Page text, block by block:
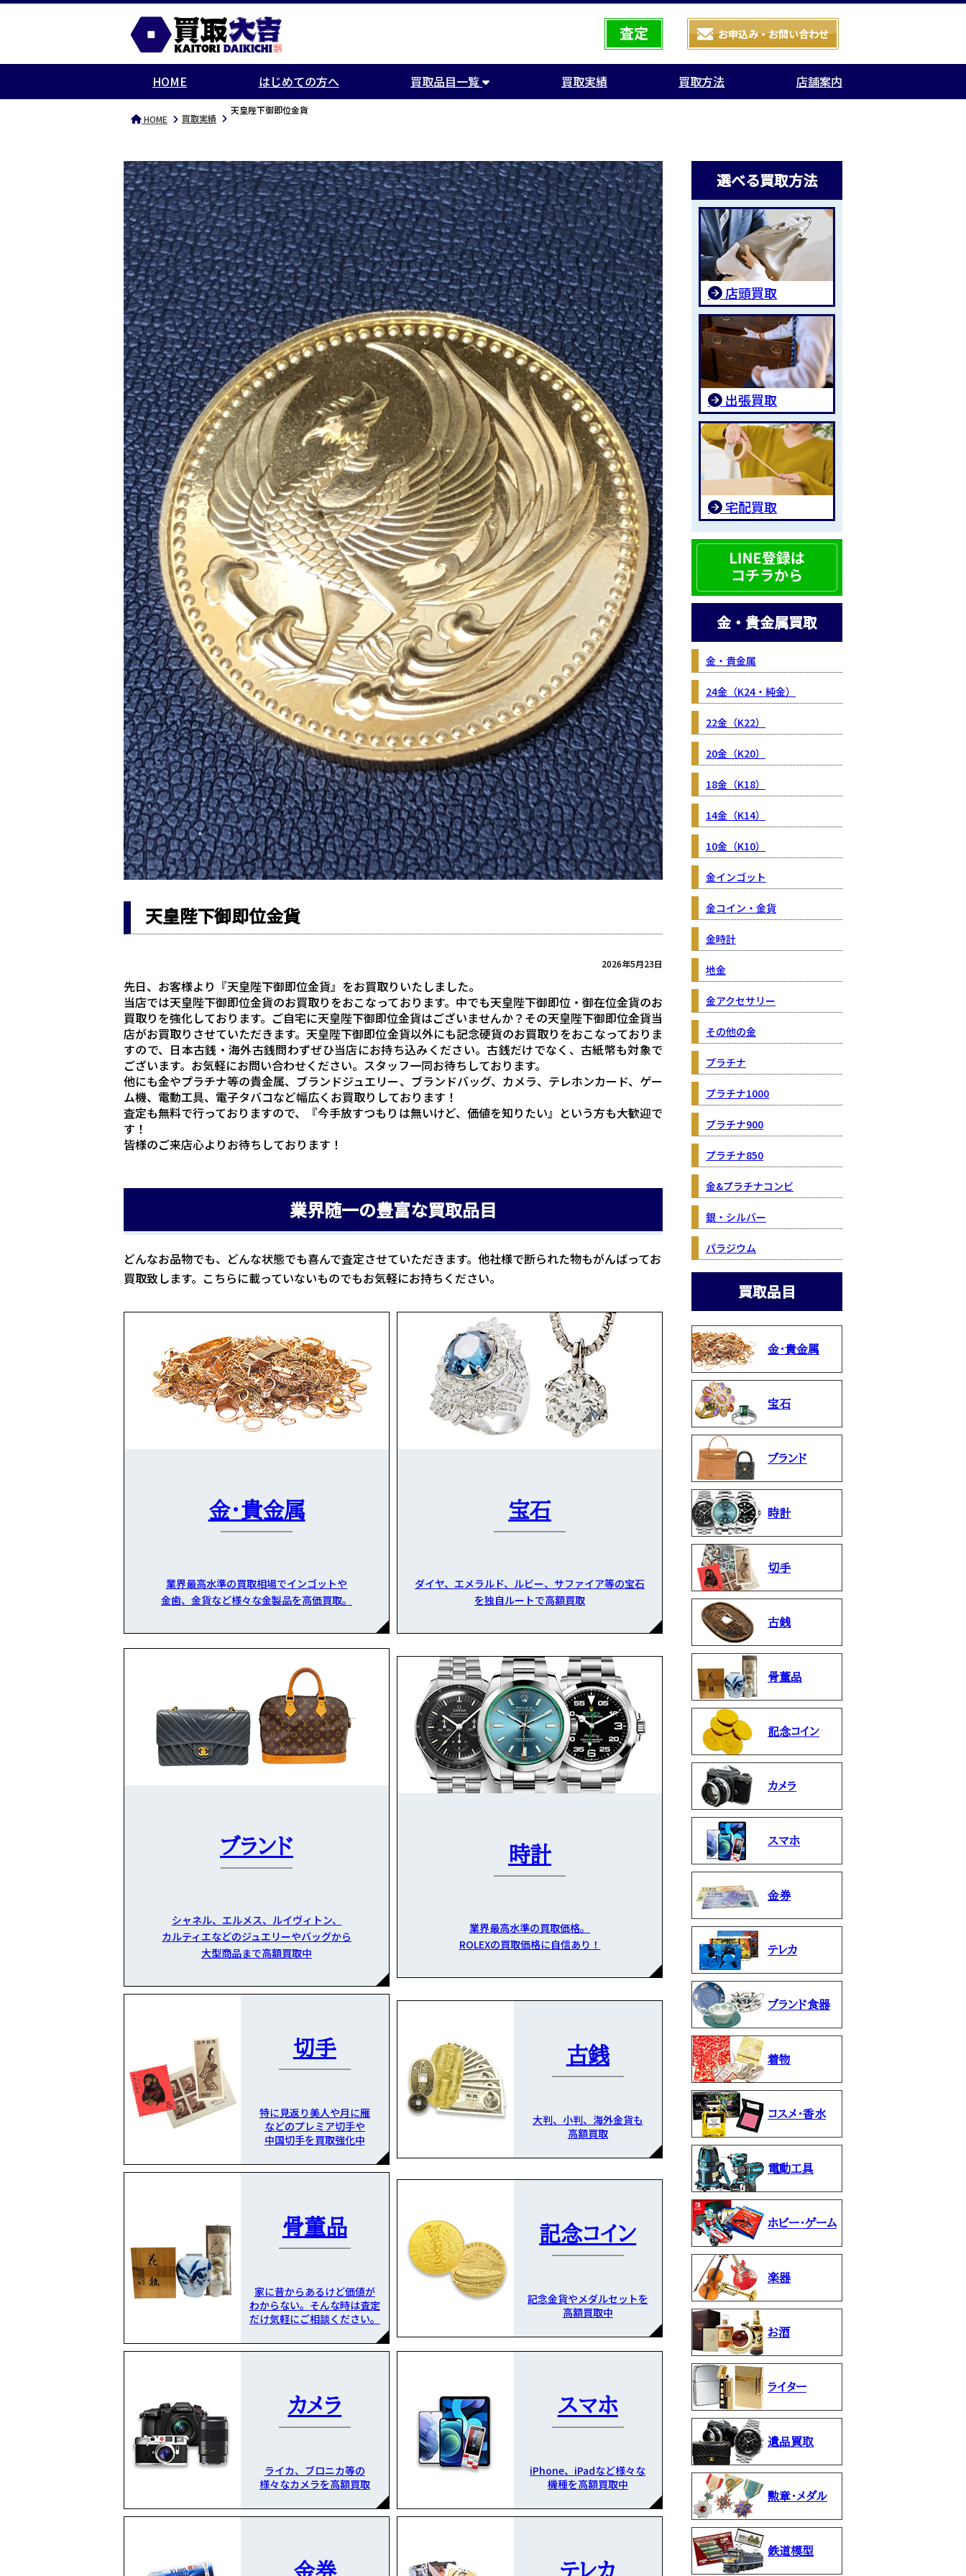
HOME はじめての方へ 買取品目一覧 買取実績 買取方法 店舗案内
HOME 買取実績
天皇陛下御即位金貨
天皇陛下御即位金貨
2026年5月23日
先日、お客様より『天皇陛下御即位金貨』をお買取りいたしました。
当店では天皇陛下御即位金貨のお買取りをおこなっております。中でも天皇陛下御即位・御在位金貨のお
買取りを強化しております。ご自宅に天皇陛下御即位金貨はございませんか？その天皇陛下御即位金貨当
店がお買取りさせていただきます。天皇陛下御即位金貨以外にも記念硬貨のお買取りをおこなっておりま
すので、日本古銭・海外古銭問わずぜひ当店にお持ち込みください。古銭だけでなく、古紙幣も対象で
ございます。お気軽にお問い合わせください。スタッフ一同お待ちしております。
他にも金やプラチナ等の貴金属、ブランドジュエリー、ブランドバッグ、カメラ、テレホンカード、ゲー
ム機、電動工具、電子タバコなど幅広くお買取りしております！
査定も無料で行っておりますので、『今手放すつもりは無いけど、価値を知りたい』という方も大歓迎で
す！
皆様のご来店心よりお待ちしております！
業界随一の豊富な買取品目
どんなお品物でも、どんな状態でも喜んで査定させていただきます。他社様で断られた物もがんばってお
買取致します。こちらに載っていないものでもお気軽にお持ちください。
金・貴金属
業界最高水準の買取相場でインゴットや
金歯、金貨など様々な金製品を高価買取。
宝石
ダイヤ、エメラルド、ルビー、サファイア等の宝石
を独自ルートで高額買取
ブランド
シャネル、エルメス、ルイヴィトン、
カルティエなどのジュエリーやバッグから
大型商品まで高額買取中
時計
業界最高水準の買取価格。
ROLEXの買取価格に自信あり！
切手
特に見返り美人や月に雁
などのプレミア切手や
中国切手を買取強化中
古銭
大判、小判、海外金貨も
高額買取
骨董品
家に昔からあるけど価値が
わからない。そんな時は査定
だけ気軽にご相談ください。
記念コイン
記念金貨やメダルセットを
高額買取中
カメラ
ライカ、ブロニカ等の
様々なカメラを高額買取
スマホ
iPhone、iPadなど様々な
機種を高額買取中
金券 テレカ
選べる買取方法
店頭買取
出張買取
宅配買取
金・貴金属買取
金・貴金属
24金（K24・純金）
22金（K22）
20金（K20）
18金（K18）
14金（K14）
10金（K10）
金インゴット
金コイン・金貨
金時計
地金
金アクセサリー
その他の金
プラチナ
プラチナ1000
プラチナ900
プラチナ850
金&プラチナコンビ
銀・シルバー
パラジウム
買取品目
金・貴金属
宝石
ブランド
時計
切手
古銭
骨董品
記念コイン
カメラ
スマホ
金券
テレカ
ブランド食器
着物
コスメ・香水
電動工具
ホビー・ゲーム
楽器
お酒
ライター
遺品買取
勲章・メダル
鉄道模型